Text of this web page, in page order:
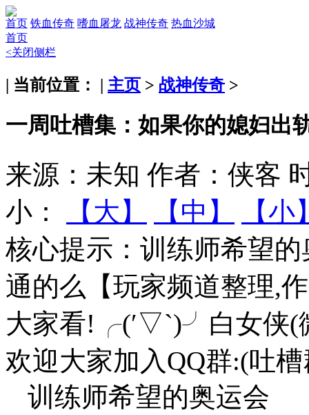
首页 铁血传奇 嗜血屠龙 战神传奇 热血沙城
首页
<关闭侧栏
| 当前位置： | 主页 > 战神传奇 >
一周吐槽集：如果你的媳妇出
来源：未知 作者：侠客
小：
【大】 【中】
【小
核心提示： 训练师希望
通的么【玩家频道整理,
大家看!╭(′▽`)╯白女侠(
欢迎大家加入QQ群:(吐
训练师希望的奥运会